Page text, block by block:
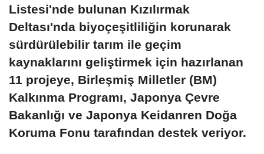
Listesi'nde bulunan Kızılırmak
Deltası'nda biyoçeşitliliğin korunarak
sürdürülebilir tarım ile geçim
kaynaklarını geliştirmek için hazırlanan
11 projeye, Birleşmiş Milletler (BM)
Kalkınma Programı, Japonya Çevre
Bakanlığı ve Japonya Keidanren Doğa
Koruma Fonu tarafından destek veriyor.